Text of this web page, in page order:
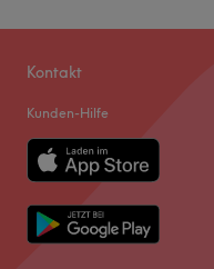
Kontakt
Kunden-Hilfe